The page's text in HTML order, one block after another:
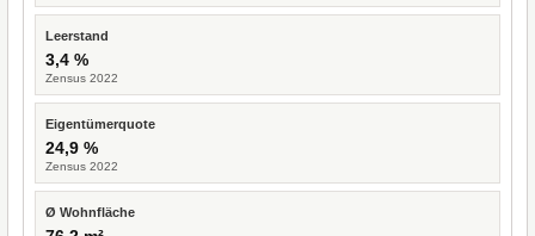
Leerstand
3,4 %
Zensus 2022
Eigentümerquote
24,9 %
Zensus 2022
Ø Wohnfläche